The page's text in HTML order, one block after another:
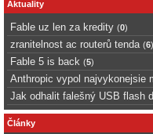
Aktuality
Fable uz len za kredity (0)
zranitelnost ac routerů tenda (6)
Fable 5 is back (5)
Anthropic vypol najvykonejsie
Jak odhalit falešný USB flash
Články